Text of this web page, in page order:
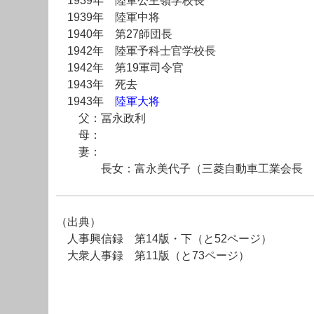
1939年 陸軍中将
1940年 第27師団長
1942年 陸軍予科士官学校長
1942年 第19軍司令官
1943年 死去
1943年
陸軍大将
父：冨永政利
母：
妻：
長女：富永美代子（三菱自動車工業会長
（出典）
人事興信録 第14版・下（と52ページ）
大衆人事録 第11版（と73ページ）